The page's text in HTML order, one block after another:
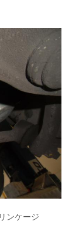
ンケージ